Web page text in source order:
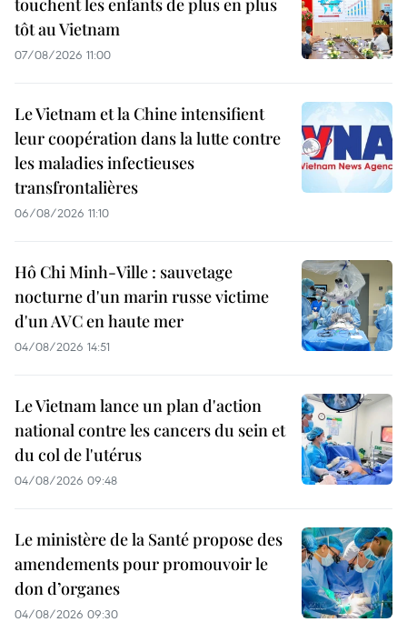
touchent les enfants de plus en plus
tôt au Vietnam
07/08/2026 11:00
Le Vietnam et la Chine intensifient
leur coopération dans la lutte contre
les maladies infectieuses
transfrontalières
06/08/2026 11:10
Hô Chi Minh-Ville : sauvetage
nocturne d'un marin russe victime
d'un AVC en haute mer
04/08/2026 14:51
Le Vietnam lance un plan d'action
national contre les cancers du sein et
du col de l'utérus
04/08/2026 09:48
Le ministère de la Santé propose des
amendements pour promouvoir le
don d’organes
04/08/2026 09:30